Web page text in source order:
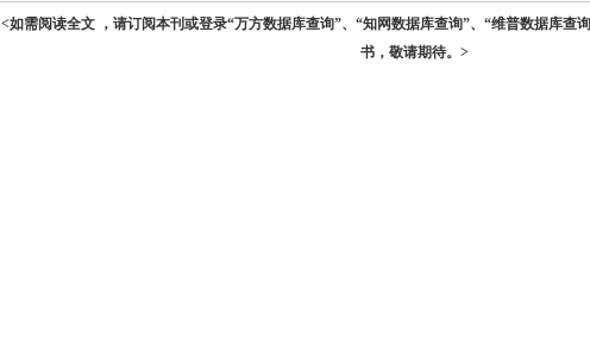
<如需阅读全文 ，请订阅本刊或登录“万方数据库查询”、“知网数据库查询”、“维普数据库查
书，敬请期待。>